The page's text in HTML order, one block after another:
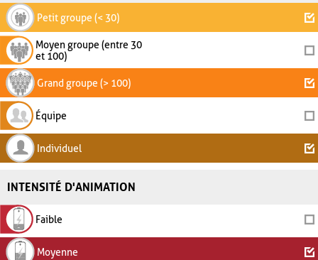
Petit groupe (< 30)
Moyen groupe (entre 30
et 100)
Grand groupe (> 100)
Équipe
Individuel
INTENSITÉ D'ANIMATION
Faible
Moyenne